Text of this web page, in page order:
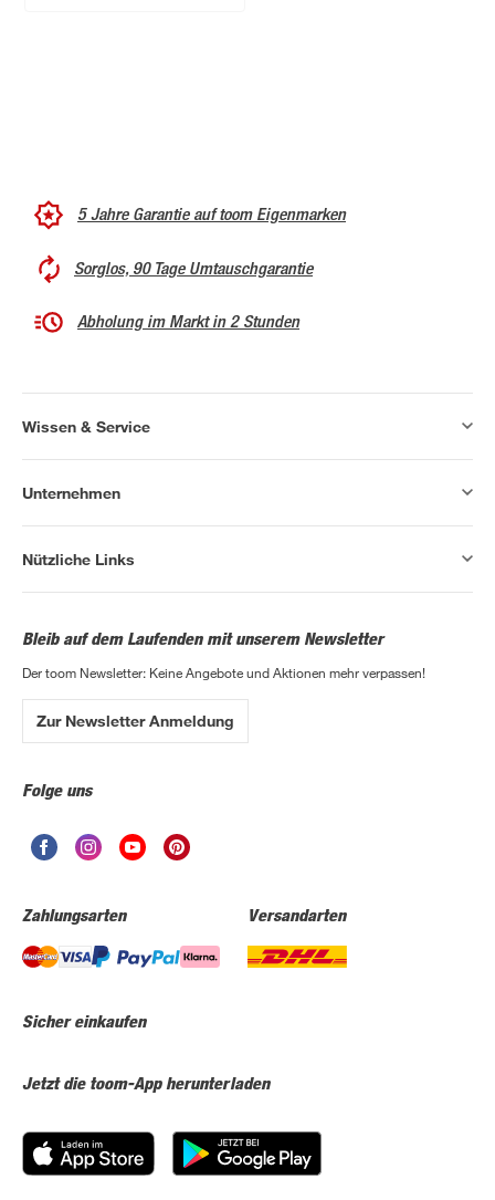
5 Jahre Garantie auf toom Eigenmarken
Sorglos, 90 Tage Umtauschgarantie
Abholung im Markt in 2 Stunden
Wissen & Service
Unternehmen
Nützliche Links
Bleib auf dem Laufenden mit unserem Newsletter
Der toom Newsletter: Keine Angebote und Aktionen mehr verpassen!
Zur Newsletter Anmeldung
Folge uns
Zahlungsarten Versandarten
Sicher einkaufen
Jetzt die toom-App herunterladen